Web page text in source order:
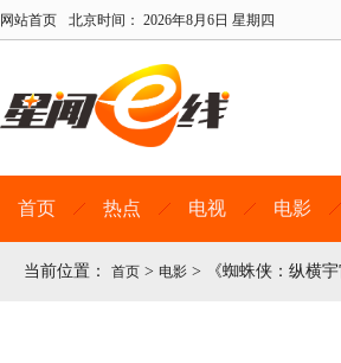
网站首页 北京时间： 2026年8月6日 星期四
首页 热点 电视 电影
当前位置： 首页 > 电影 > 《蜘蛛侠：纵横